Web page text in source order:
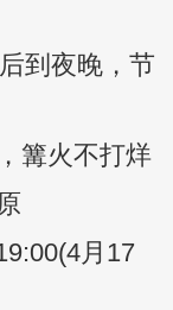
到夜晚，节
篝火不打烊
月17